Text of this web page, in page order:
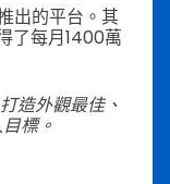
出的平台。其
了每月1400萬
打造外觀最佳、
標。